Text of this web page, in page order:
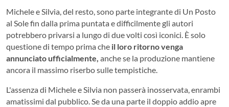
Michele e Silvia, del resto, sono parte integrante di Un Posto
al Sole fin dalla prima puntata e difficilmente gli autori
potrebbero privarsi a lungo di due volti così iconici. È solo
questione di tempo prima che il loro ritorno venga
annunciato ufficialmente, anche se la produzione mantiene
ancora il massimo riserbo sulle tempistiche.
L'assenza di Michele e Silvia non passerà inosservata, enrambi
amatissimi dal pubblico. Se da una parte il doppio addio apre